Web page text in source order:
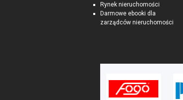
Rynek nieruchomości
Darmowe ebooki dla
zarządców nieruchomości